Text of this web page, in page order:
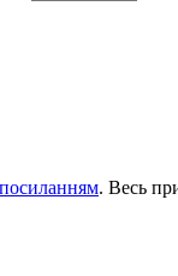
посиланням. Весь